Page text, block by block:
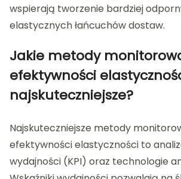
wspierają tworzenie bardziej
elastycznych łańcuchów dostaw.
Jakie metody
efektywności
najskuteczniejsze?
Najskuteczniejsze metody
efektywności elastyczności to
wydajności (KPI) oraz technologie